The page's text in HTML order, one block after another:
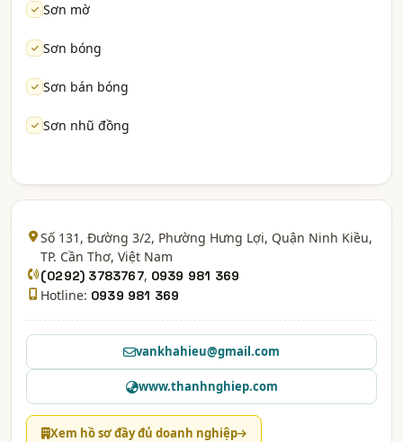
Sơn mờ
Sơn bóng
Sơn bán bóng
Sơn nhũ đồng
Số 131, Đường 3/2, Phường Hưng Lợi, Quận Ninh Kiều,
TP. Cần Thơ, Việt Nam
(0292) 3783767, 0939 981 369
Hotline: 0939 981 369
vankhahieu@gmail.com
www.thanhnghiep.com
Xem hồ sơ đầy đủ doanh nghiệp